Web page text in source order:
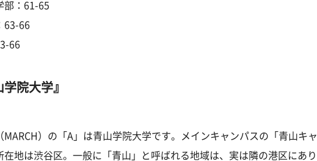
部：61-65
63-66
66
院大学』
MARCH）の「A」は青山学院大学です。メインキャンパスの「青山キャ
在地は渋谷区。一般に「青山」と呼ばれる地域は、実は隣の港区にあり